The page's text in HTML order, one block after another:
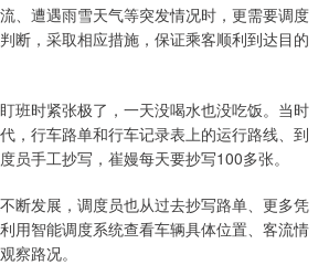
、遭遇雨雪天气等突发情况时，更需要调度
断，采取相应措施，保证乘客顺利到达目的
班时紧张极了，一天没喝水也没吃饭。当时
，行车路单和行车记录表上的运行路线、到
员手工抄写，崔嫚每天要抄写100多张。
断发展，调度员也从过去抄写路单、更多凭
用智能调度系统查看车辆具体位置、客流情
察路况。